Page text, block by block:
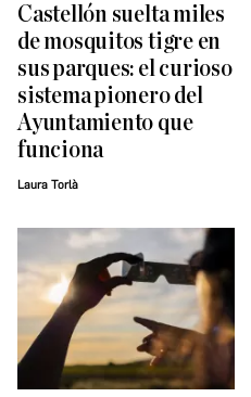
Castellón suelta miles
de mosquitos tigre en
sus parques: el curioso
sistema pionero del
Ayuntamiento que
funciona
Laura Torlà